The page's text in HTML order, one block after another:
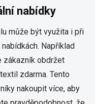
nabídky
může být využita i při
Například
zákazník obdržet
zdarma. Tento
nakoupit více, aby